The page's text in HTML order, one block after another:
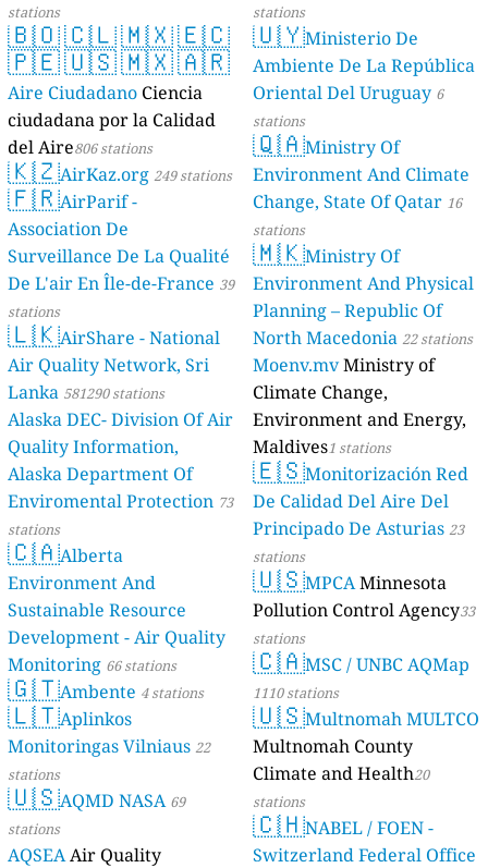
stations
🇧🇴🇨🇱🇲🇽🇪🇨
🇵🇪🇺🇸🇲🇽🇦🇷
Aire Ciudadano Ciencia
ciudadana por la Calidad
del Aire806 stations
🇰🇿AirKaz.org 249 stations
🇫🇷AirParif -
Association De
Surveillance De La Qualité
De L'air En Île-de-France 39
stations
🇱🇰AirShare - National
Air Quality Network, Sri
Lanka 581290 stations
Alaska DEC- Division Of Air
Quality Information,
Alaska Department Of
Enviromental Protection 73
stations
🇨🇦Alberta
Environment And
Sustainable Resource
Development - Air Quality
Monitoring 66 stations
🇬🇹Ambente 4 stations
🇱🇹Aplinkos
Monitoringas Vilniaus 22
stations
🇺🇸AQMD NASA 69
stations
AQSEAAir Quality
stations
🇺🇾Ministerio De
Ambiente De La República
Oriental Del Uruguay 6
stations
🇶🇦Ministry Of
Environment And Climate
Change, State Of Qatar 16
stations
🇲🇰Ministry Of
Environment And Physical
Planning – Republic Of
North Macedonia 22 stations
Moenv.mvMinistry of
Climate Change,
Environment and Energy,
Maldives1 stations
🇪🇸Monitorización Red
De Calidad Del Aire Del
Principado De Asturias 23
stations
🇺🇸MPCAMinnesota
Pollution Control Agency33
stations
🇨🇦MSC / UNBC AQMap
1110 stations
🇺🇸Multnomah MULTCO
Multnomah County
Climate and Health20
stations
🇨🇭NABEL / FOEN -
Switzerland Federal Office